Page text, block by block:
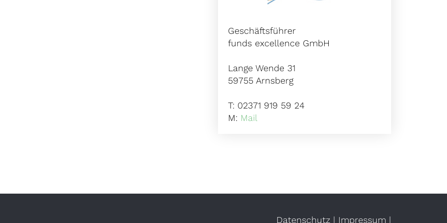
Geschäftsführer
funds excellence GmbH
Lange Wende 31
59755 Arnsberg
T: 02371 919 59 24
M: Mail
Datenschutz | Impressum |